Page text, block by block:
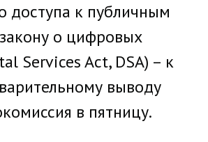
доступа к публичным
о цифровых
Services Act, DSA) – к
выводу
в пятницу.